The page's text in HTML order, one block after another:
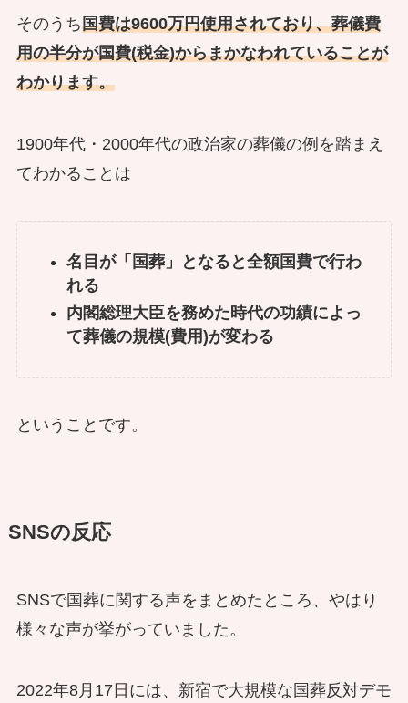
そのうち国費は9600万円使用されており、葬儀費
用の半分が国費(税金)からまかなわれていることが
わかります。
1900年代・2000年代の政治家の葬儀の例を踏まえ
てわかることは
名目が「国葬」となると全額国費で行わ
れる
内閣総理大臣を務めた時代の功績によっ
て葬儀の規模(費用)が変わる
ということです。
SNSの反応
SNSで国葬に関する声をまとめたところ、やはり
様々な声が挙がっていました。
2022年8月17日には、新宿で大規模な国葬反対デモ